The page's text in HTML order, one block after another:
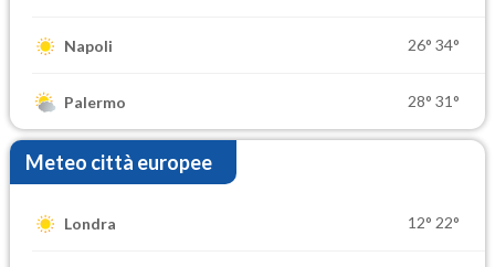
Napoli 26° 34°
Palermo 28° 31°
Meteo città europee
Londra 12° 22°